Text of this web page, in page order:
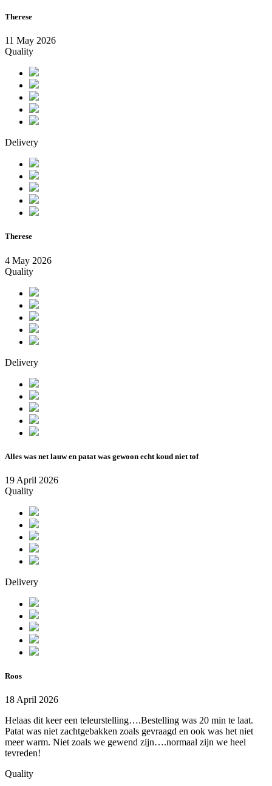
Therese
11 May 2026
Quality
Delivery
Therese
4 May 2026
Quality
Delivery
Alles was net lauw en patat was gewoon echt koud niet tof
19 April 2026
Quality
Delivery
Roos
18 April 2026
Helaas dit keer een teleurstelling….Bestelling was 20 min te laat.
Patat was niet zachtgebakken zoals gevraagd en ook was het niet
meer warm. Niet zoals we gewend zijn….normaal zijn we heel
tevreden!
Quality